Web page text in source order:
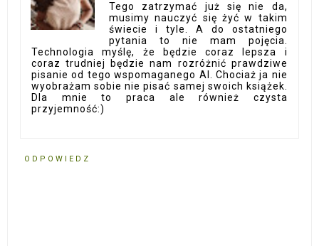
Tego zatrzymać już się nie da,
musimy nauczyć się żyć w takim
świecie i tyle. A do ostatniego
pytania to nie mam pojęcia.
Technologia myślę, że będzie coraz lepsza i
coraz trudniej będzie nam rozróżnić prawdziwe
pisanie od tego wspomaganego AI. Chociaż ja nie
wyobrażam sobie nie pisać samej swoich książek.
Dla mnie to praca ale również czysta
przyjemność:)
ODPOWIEDZ